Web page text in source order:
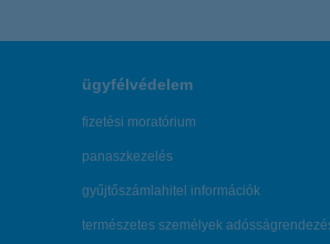
ügyfélvédelem
fizetési moratórium
panaszkezelés
gyűjtőszámlahitel információk
természetes személyek